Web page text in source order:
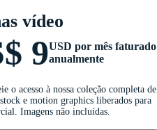
vídeo
9USD por mês faturado
anualmente
o acesso à nossa coleção completa de
e motion graphics liberados para
Imagens não incluídas.